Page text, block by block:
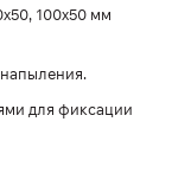
100х50 мм
для фиксации